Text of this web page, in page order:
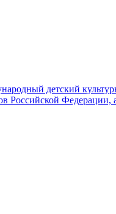
детский
Российской